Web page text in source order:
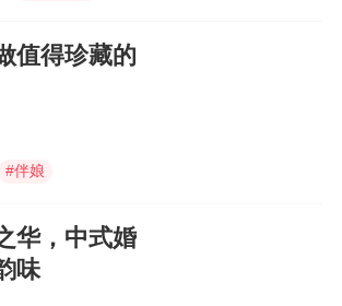
值得珍藏的
#伴娘
华，中式婚
味